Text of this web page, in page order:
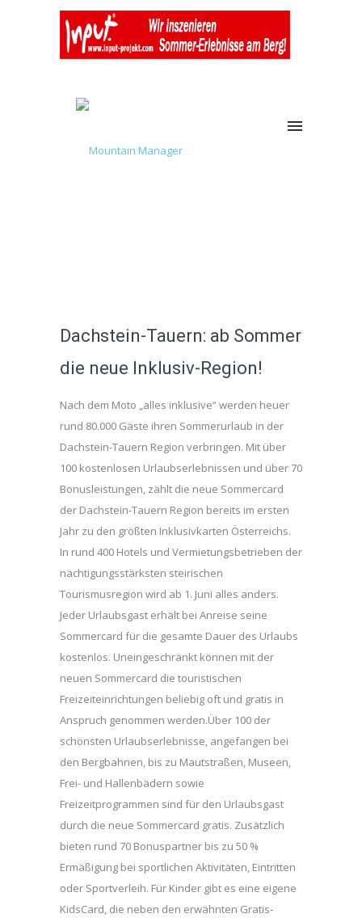
Dachstein-Tauern: ab Sommer
die neue Inklusiv-Region!
Nach dem Moto „alles inklusive“ werden heuer
rund 80.000 Gäste ihren Sommerurlaub in der
Dachstein-Tauern Region verbringen. Mit über
100 kostenlosen Urlaubserlebnissen und über 70
Bonusleistungen, zählt die neue Sommercard
der Dachstein-Tauern Region bereits im ersten
Jahr zu den größten Inklusivkarten Österreichs.
In rund 400 Hotels und Vermietungsbetrieben der
nächtigungsstärksten steirischen
Tourismusregion wird ab 1. Juni alles anders.
Jeder Urlaubsgast erhält bei Anreise seine
Sommercard für die gesamte Dauer des Urlaubs
kostenlos. Uneingeschränkt können mit der
neuen Sommercard die touristischen
Freizeiteinrichtungen beliebig oft und gratis in
Anspruch genommen werden.Über 100 der
schönsten Urlaubserlebnisse, angefangen bei
den Bergbahnen, bis zu Mautstraßen, Museen,
Frei- und Hallenbädern sowie
Freizeitprogrammen sind für den Urlaubsgast
durch die neue Sommercard gratis. Zusätzlich
bieten rund 70 Bonuspartner bis zu 50 %
Ermäßigung bei sportlichen Aktivitäten, Eintritten
oder Sportverleih. Für Kinder gibt es eine eigene
KidsCard, die neben den erwähnten Gratis-